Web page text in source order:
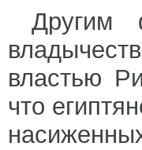
Другим
властью
что